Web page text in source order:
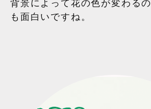
背景によって花の色が変わるの
も面白いですね。